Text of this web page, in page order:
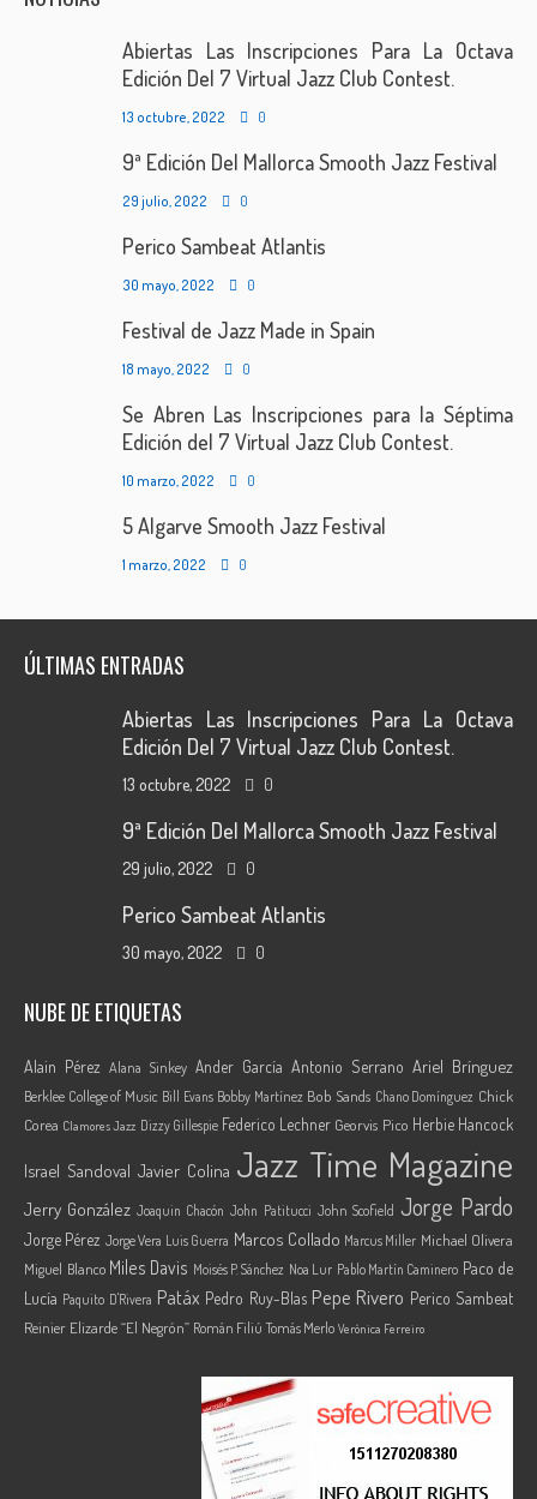
Abiertas Las Inscripciones Para La Octava
Edición Del 7 Virtual Jazz Club Contest.
13 octubre, 2022 0
9ª Edición Del Mallorca Smooth Jazz Festival
29 julio, 2022 0
Perico Sambeat Atlantis
30 mayo, 2022 0
Festival de Jazz Made in Spain
18 mayo, 2022 0
Se Abren Las Inscripciones para la Séptima
Edición del 7 Virtual Jazz Club Contest.
10 marzo, 2022 0
5 Algarve Smooth Jazz Festival
1 marzo, 2022 0
ÚLTIMAS ENTRADAS
Abiertas Las Inscripciones Para La Octava
Edición Del 7 Virtual Jazz Club Contest.
13 octubre, 2022 0
9ª Edición Del Mallorca Smooth Jazz Festival
29 julio, 2022 0
Perico Sambeat Atlantis
30 mayo, 2022 0
NUBE DE ETIQUETAS
Alain Pérez Alana Sinkey Ander García Antonio Serrano Ariel Brínguez
Berklee College of Music Bill Evans Bobby Martínez Bob Sands Chano Domínguez Chick
Corea Clamores Jazz Dizzy Gillespie Federico Lechner Georvis Pico Herbie Hancock
Israel Sandoval Javier Colina Jazz Time Magazine
Jerry González Joaquin Chacón John Patitucci John Scofield Jorge Pardo
Jorge Pérez Jorge Vera Luis Guerra Marcos Collado Marcus Miller Michael Olivera
Miguel Blanco Miles Davis Moisés P. Sánchez Noa Lur Pablo Martín Caminero Paco de
Lucía Paquito D'Rivera Patáx Pedro Ruy-Blas Pepe Rivero Perico Sambeat
Reinier Elizarde “El Negrón” Román Filiú Tomás Merlo Verónica Ferreiro